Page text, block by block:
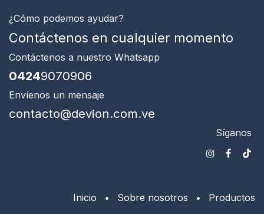
¿Cómo podemos ayudar?
Contáctenos en cualquier momento
Contáctenos a nuestro Whatsapp
04249070906
Envíenos un mensaje
contacto@devion.com.ve
Síganos
Inicio • Sobre nosotros • Productos